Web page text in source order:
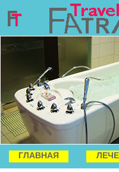
ГЛАВНАЯ